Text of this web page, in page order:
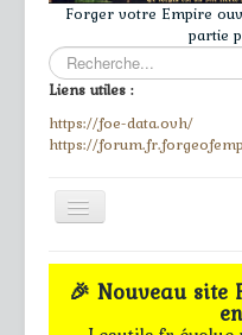
Forger votre Empire
partie
Rechercher
Liens utiles :
https://foe-data.ovh/
https://
Toggle
Navigation
🎉 Nouveau site